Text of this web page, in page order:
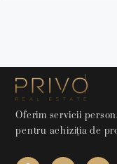
Oferim servicii
pentru achiziția de